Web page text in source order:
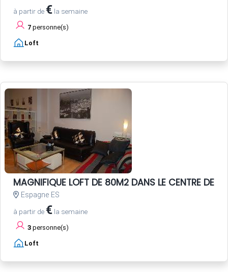
à partir de € la semaine
7 personne(s)
Loft
MAGNIFIQUE LOFT DE 80M2 DANS LE CENTRE DE
Espagne ES
à partir de € la semaine
3 personne(s)
Loft